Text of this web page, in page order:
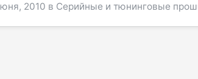
2010 в Серийные и тюнинговые